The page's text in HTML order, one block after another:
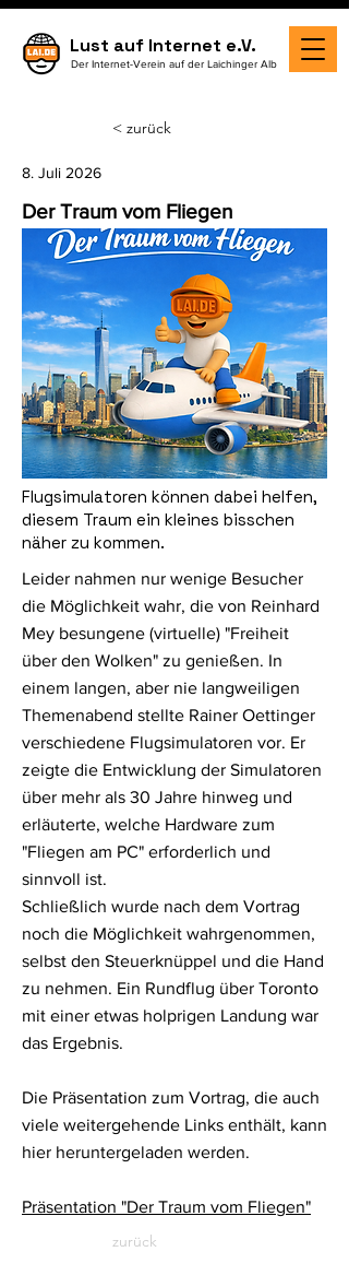
Lust auf Internet e.V.
Der Internet-Verein auf der Laichinger Alb
< zurück
8. Juli 2026
Der Traum vom Fliegen
Flugsimulatoren können dabei helfen,
diesem Traum ein kleines bisschen
näher zu kommen.
Leider nahmen nur wenige Besucher
die Möglichkeit wahr, die von Reinhard
Mey besungene (virtuelle) "Freiheit
über den Wolken" zu genießen. In
einem langen, aber nie langweiligen
Themenabend stellte Rainer Oettinger
verschiedene Flugsimulatoren vor. Er
zeigte die Entwicklung der Simulatoren
über mehr als 30 Jahre hinweg und
erläuterte, welche Hardware zum
"Fliegen am PC" erforderlich und
sinnvoll ist.
Schließlich wurde nach dem Vortrag
noch die Möglichkeit wahrgenommen,
selbst den Steuerknüppel und die Hand
zu nehmen. Ein Rundflug über Toronto
mit einer etwas holprigen Landung war
das Ergebnis.
Die Präsentation zum Vortrag, die auch
viele weitergehende Links enthält, kann
hier heruntergeladen werden.
Präsentation "Der Traum vom Fliegen"
zurück